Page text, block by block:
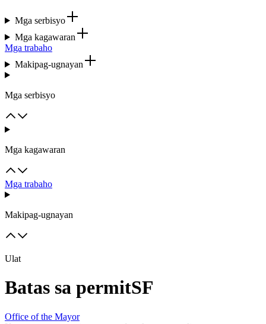
Mga serbisyo
Mga kagawaran
Mga trabaho
Makipag-ugnayan
Mga serbisyo
Mga kagawaran
Mga trabaho
Makipag-ugnayan
Ulat
Batas sa permitSF
Office of the Mayor